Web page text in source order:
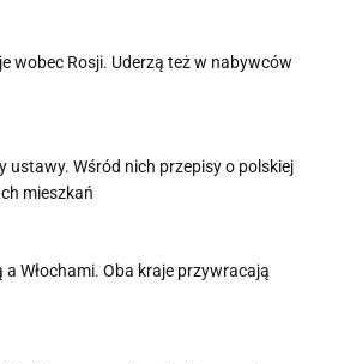
wobec Rosji. Uderzą też w nabywców
ustawy. Wśród nich przepisy o polskiej
mieszkań
Włochami. Oba kraje przywracają